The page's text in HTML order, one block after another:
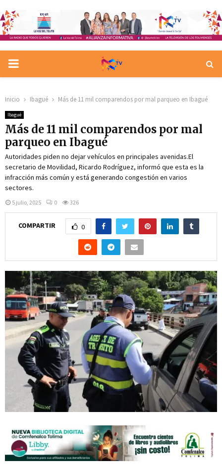
PRIMARY
Inicio Ibagué Más de 11 mil comparendos por mal parqueo en Ibagué
Ibagué
Más de 11 mil comparendos por mal
parqueo en Ibagué
Autoridades piden no dejar vehículos en principales avenidas.El
secretario de Movilidad, Ricardo Rodríguez, informó que esta es la
infracción más común y está generando congestión en varios
sectores.
5 julio, 2025 0 326
COMPARTIR 0